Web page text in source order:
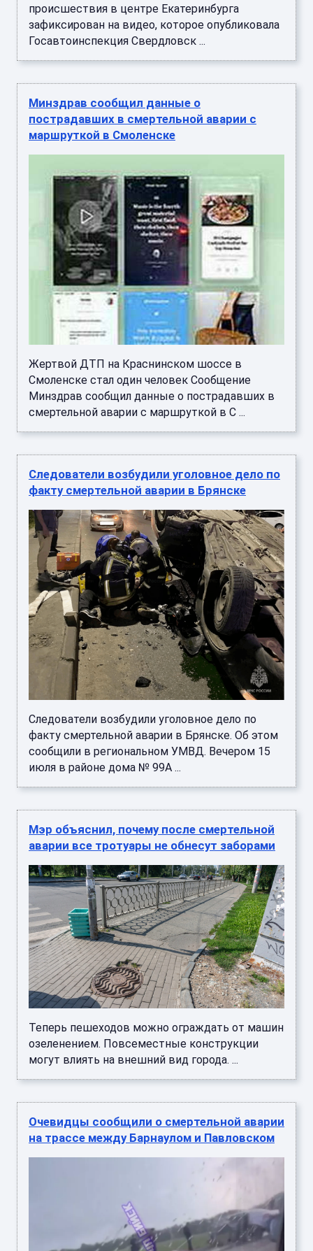
происшествия в центре Екатеринбурга
зафиксирован на видео, которое опубликовала
Госавтоинспекция Свердловск ...
Минздрав сообщил данные о
пострадавших в смертельной аварии с
маршруткой в Смоленске
Жертвой ДТП на Краснинском шоссе в
Смоленске стал один человек Сообщение
Минздрав сообщил данные о пострадавших в
смертельной аварии с маршруткой в С ...
Следователи возбудили уголовное дело по
факту смертельной аварии в Брянске
Следователи возбудили уголовное дело по
факту смертельной аварии в Брянске. Об этом
сообщили в региональном УМВД. Вечером 15
июля в районе дома № 99А ...
Мэр объяснил, почему после смертельной
аварии все тротуары не обнесут заборами
Теперь пешеходов можно ограждать от машин
озеленением. Повсеместные конструкции
могут влиять на внешний вид города. ...
Очевидцы сообщили о смертельной аварии
на трассе между Барнаулом и Павловском